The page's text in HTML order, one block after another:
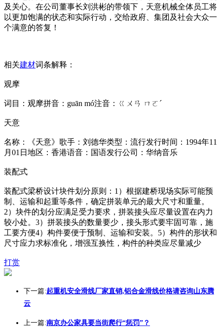
及关心。在公司董事长刘洪彬的带领下，天意机械全体员工将
以更加饱满的状态和实际行动，交给政府、集团及社会大众一
个满意的答复！
相关建材词条解释：
观摩
词目：观摩拼音：guān mó注音：ㄍㄨㄢ ㄇㄛˊ
天意
名称：《天意》歌手：刘德华类型：流行发行时间：1994年11
月01日地区：香港语音：国语发行公司：华纳音乐
装配式
装配式梁桥设计块件划分原则：1）根据建桥现场实际可能预
制、运输和起重等条件，确定拼装单元的最大尺寸和重量。
2）块件的划分应满足受力要求，拼装接头应尽量设置在内力
较小处。3）拼装接头的数量要少，接头形式要牢固可靠，施
工要方便4）构件要便于预制、运输和安装。5）构件的形状和
尺寸应力求标准化，增强互换性，构件的种类应尽量减少
打赏
下一篇:起重机安全滑线厂家直销,铝合金滑线价格请咨询山东腾
云
上一篇:南京办公家具要当街爬行“惩罚”？